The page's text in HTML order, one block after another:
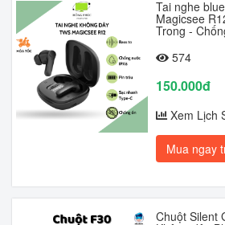
Tai nghe
Magicsee
Trong -
574
150.000đ
Xem Lịch
Mua ngay
Chuột Silent